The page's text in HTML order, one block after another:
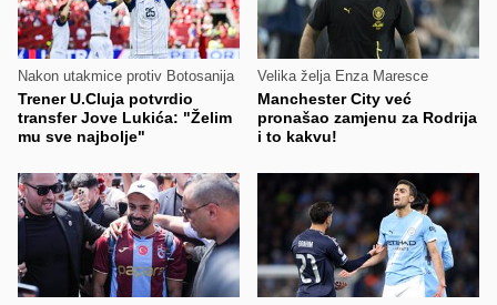
Nakon utakmice protiv Botosanija
Trener U.Cluja potvrdio
transfer Jove Lukića: "Želim
mu sve najbolje"
Velika želja Enza Maresce
Manchester City već
pronašao zamjenu za Rodrija
i to kakvu!